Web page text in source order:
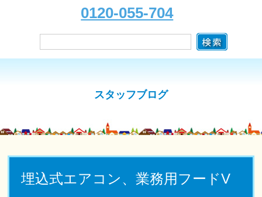
0120-055-704
スタッフブログ
埋込式エアコン、業務用フードV